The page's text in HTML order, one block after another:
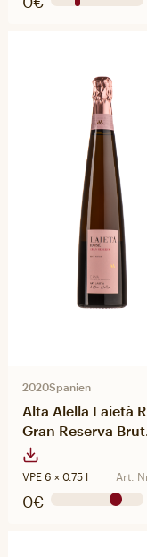
2020Spanien
Alta Alella Laietà
Gran Reserva Brut
Nature
VPE 6 × 0.75 l
Art.
0€